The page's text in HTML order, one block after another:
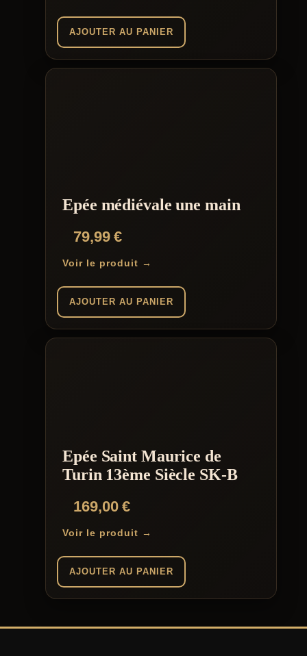
AJOUTER AU PANIER
Epée médiévale une main
79,99€
Voir le produit →
AJOUTER AU PANIER
Epée Saint Maurice de
Turin 13ème Siècle SK-B
169,00€
Voir le produit →
AJOUTER AU PANIER